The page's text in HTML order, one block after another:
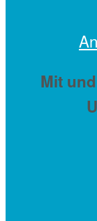
Mit